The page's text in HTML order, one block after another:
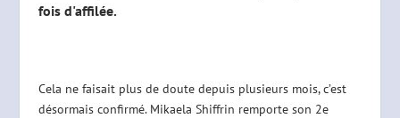
fois d'affilée.
Cela ne faisait plus de doute depuis plusieurs mois, c’est
désormais confirmé. Mikaela Shiffrin remporte son 2e